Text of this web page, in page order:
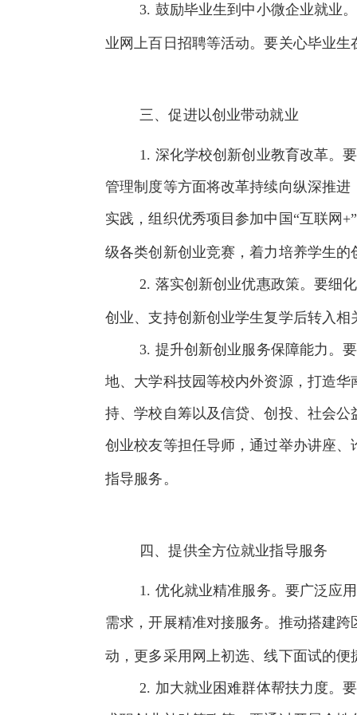
3. 鼓励毕业生到中小微企业就业
业网上百日招聘等活动。要关心毕业
三、促进以创业带动就业
1. 深化学校创新创业教育改革。
管理制度等方面将改革持续向纵深推
实践，组织优秀项目参加中国“互联网 +
级各类创新创业竞赛，着力培养学生的
2. 落实创新创业优惠政策。要细
创业、支持创新创业学生复学后转入相
3. 提升创新创业服务保障能力。
地、大学科技园等校内外资源，打造
持、学校自筹以及信贷、创投、社会
创业校友等担任导师，通过举办讲座
指导服务。
四、提供全方位就业指导服务
1. 优化就业精准服务。要广泛应
需求，开展精准对接服务。推动搭建
动，更多采用网上初选、线下面试的
2. 加大就业困难群体帮扶力度。